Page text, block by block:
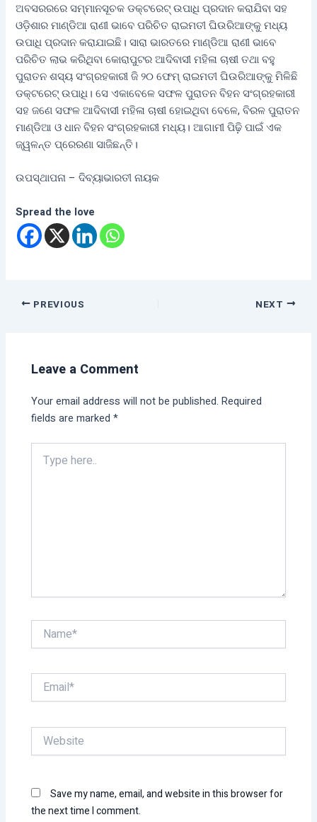
ଅବସରରରେ ସମ୍ମାନସୂଚକ ଡକ୍ଟରେଟ୍ ଉପାଧି ପ୍ରଦାନ କରାଯିବା ସହ
ଓଡ଼ିଶାର ମାଣ୍ଡିଆ ରାଣୀ ଭାବେ ପରିଚିତ ରାଇମତୀ ଘିଉରିଆଙ୍କୁ ମଧ୍ୟ
ଉପାଧି ପ୍ରଦାନ କରାଯାଇଛି। ସାରା ଭାରତରେ ମାଣ୍ଡିଆ ରାଣୀ ଭାବେ
ପରିଚିତ ଲାଭ କରିଥିବା କୋରାପୁଟର ଆଦିବାସୀ ମହିଳା ଚାଷୀ ତଥା ବହୁ
ପୁରାତନ ଶସ୍ୟ ସଂଗ୍ରହକାରୀ ଜି ୨୦ ଫେମ୍ ରାଇମତୀ ଘିଉରିଆଙ୍କୁ ମିଳିଛି
ଡକ୍ଟରେଟ୍ ଉପାଧି। ସେ ଏକାବେଳେ ସଫଳ ପୁରାତନ ବିହନ ସଂଗ୍ରହକାରୀ
ସହ ଜଣେ ସଫଳ ଆଦିବାସୀ ମହିଳା ଚାଷୀ ହୋଇଥିବା ବେଳେ, ବିରଳ ପୁରାତନ
ମାଣ୍ଡିଆ ଓ ଧାନ ବିହନ ସଂଗ୍ରହକାରୀ ମଧ୍ୟ। ଆଗାମୀ ପିଢ଼ି ପାଇଁ ଏକ
ଜ୍ୱଳନ୍ତ ପ୍ରେରଣା ସାଜିଛନ୍ତି।
ଉପସ୍ଥାପନା – ଦିବ୍ୟାଭାରତୀ ନାୟକ
Spread the love
PREVIOUS NEXT
Leave a Comment
Your email address will not be published. Required
fields are marked*
here..
Name*
Email*
Website
Save my name, email, and website in this browser for
the next time I comment.